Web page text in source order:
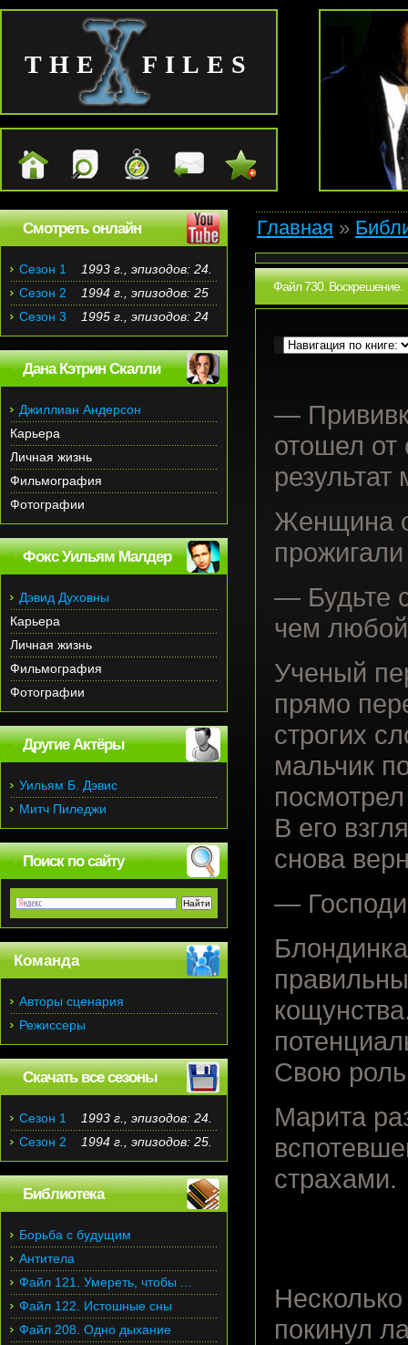
THE FILES
Главная »
Файл 730. Воскрешение.
—
отошел от
Женщина
— Будьте
чем любой
Ученый
прямо
строгих
мальчик
В его
снова
—
Свою
Марита
страхами.
покинул
Смотреть онлайн
Сезон 1
1993 г., эпизодов: 24.
Сезон 2
1994 г., эпизодов: 25
Сезон 3
1995 г., эпизодов: 24
Дана Кэтрин Скалли
Джиллиан Андерсон
Карьера
Личная жизнь
Фильмография
Фотографии
Фокс Уильям Малдер
Дэвид Духовны
Карьера
Личная жизнь
Фильмография
Фотографии
Другие Актёры
Уильям Б. Дэвис
Митч Пиледжи
Поиск по сайту
Команда
Авторы сценария
Режиссеры
Скачать все сезоны
Сезон 1
1993 г., эпизодов: 24.
Сезон 2
1994 г., эпизодов: 25.
Библиотека
Борьба с будущим
Антитела
Файл 121. Умереть, чтобы ...
Файл 122. Истошные сны
Файл 208. Одно дыхание